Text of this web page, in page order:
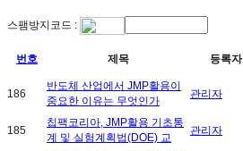
스팸방지코드 :
번호 제목 등록자
186
반도체 산업에서 JMP활용이
중요한 이유는 무엇인가
관리자
185
칩팩코리아, JMP활용 기초통
계 및 실험계획법(DOE) 교
관리자